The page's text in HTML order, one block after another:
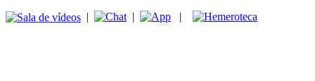
| | |